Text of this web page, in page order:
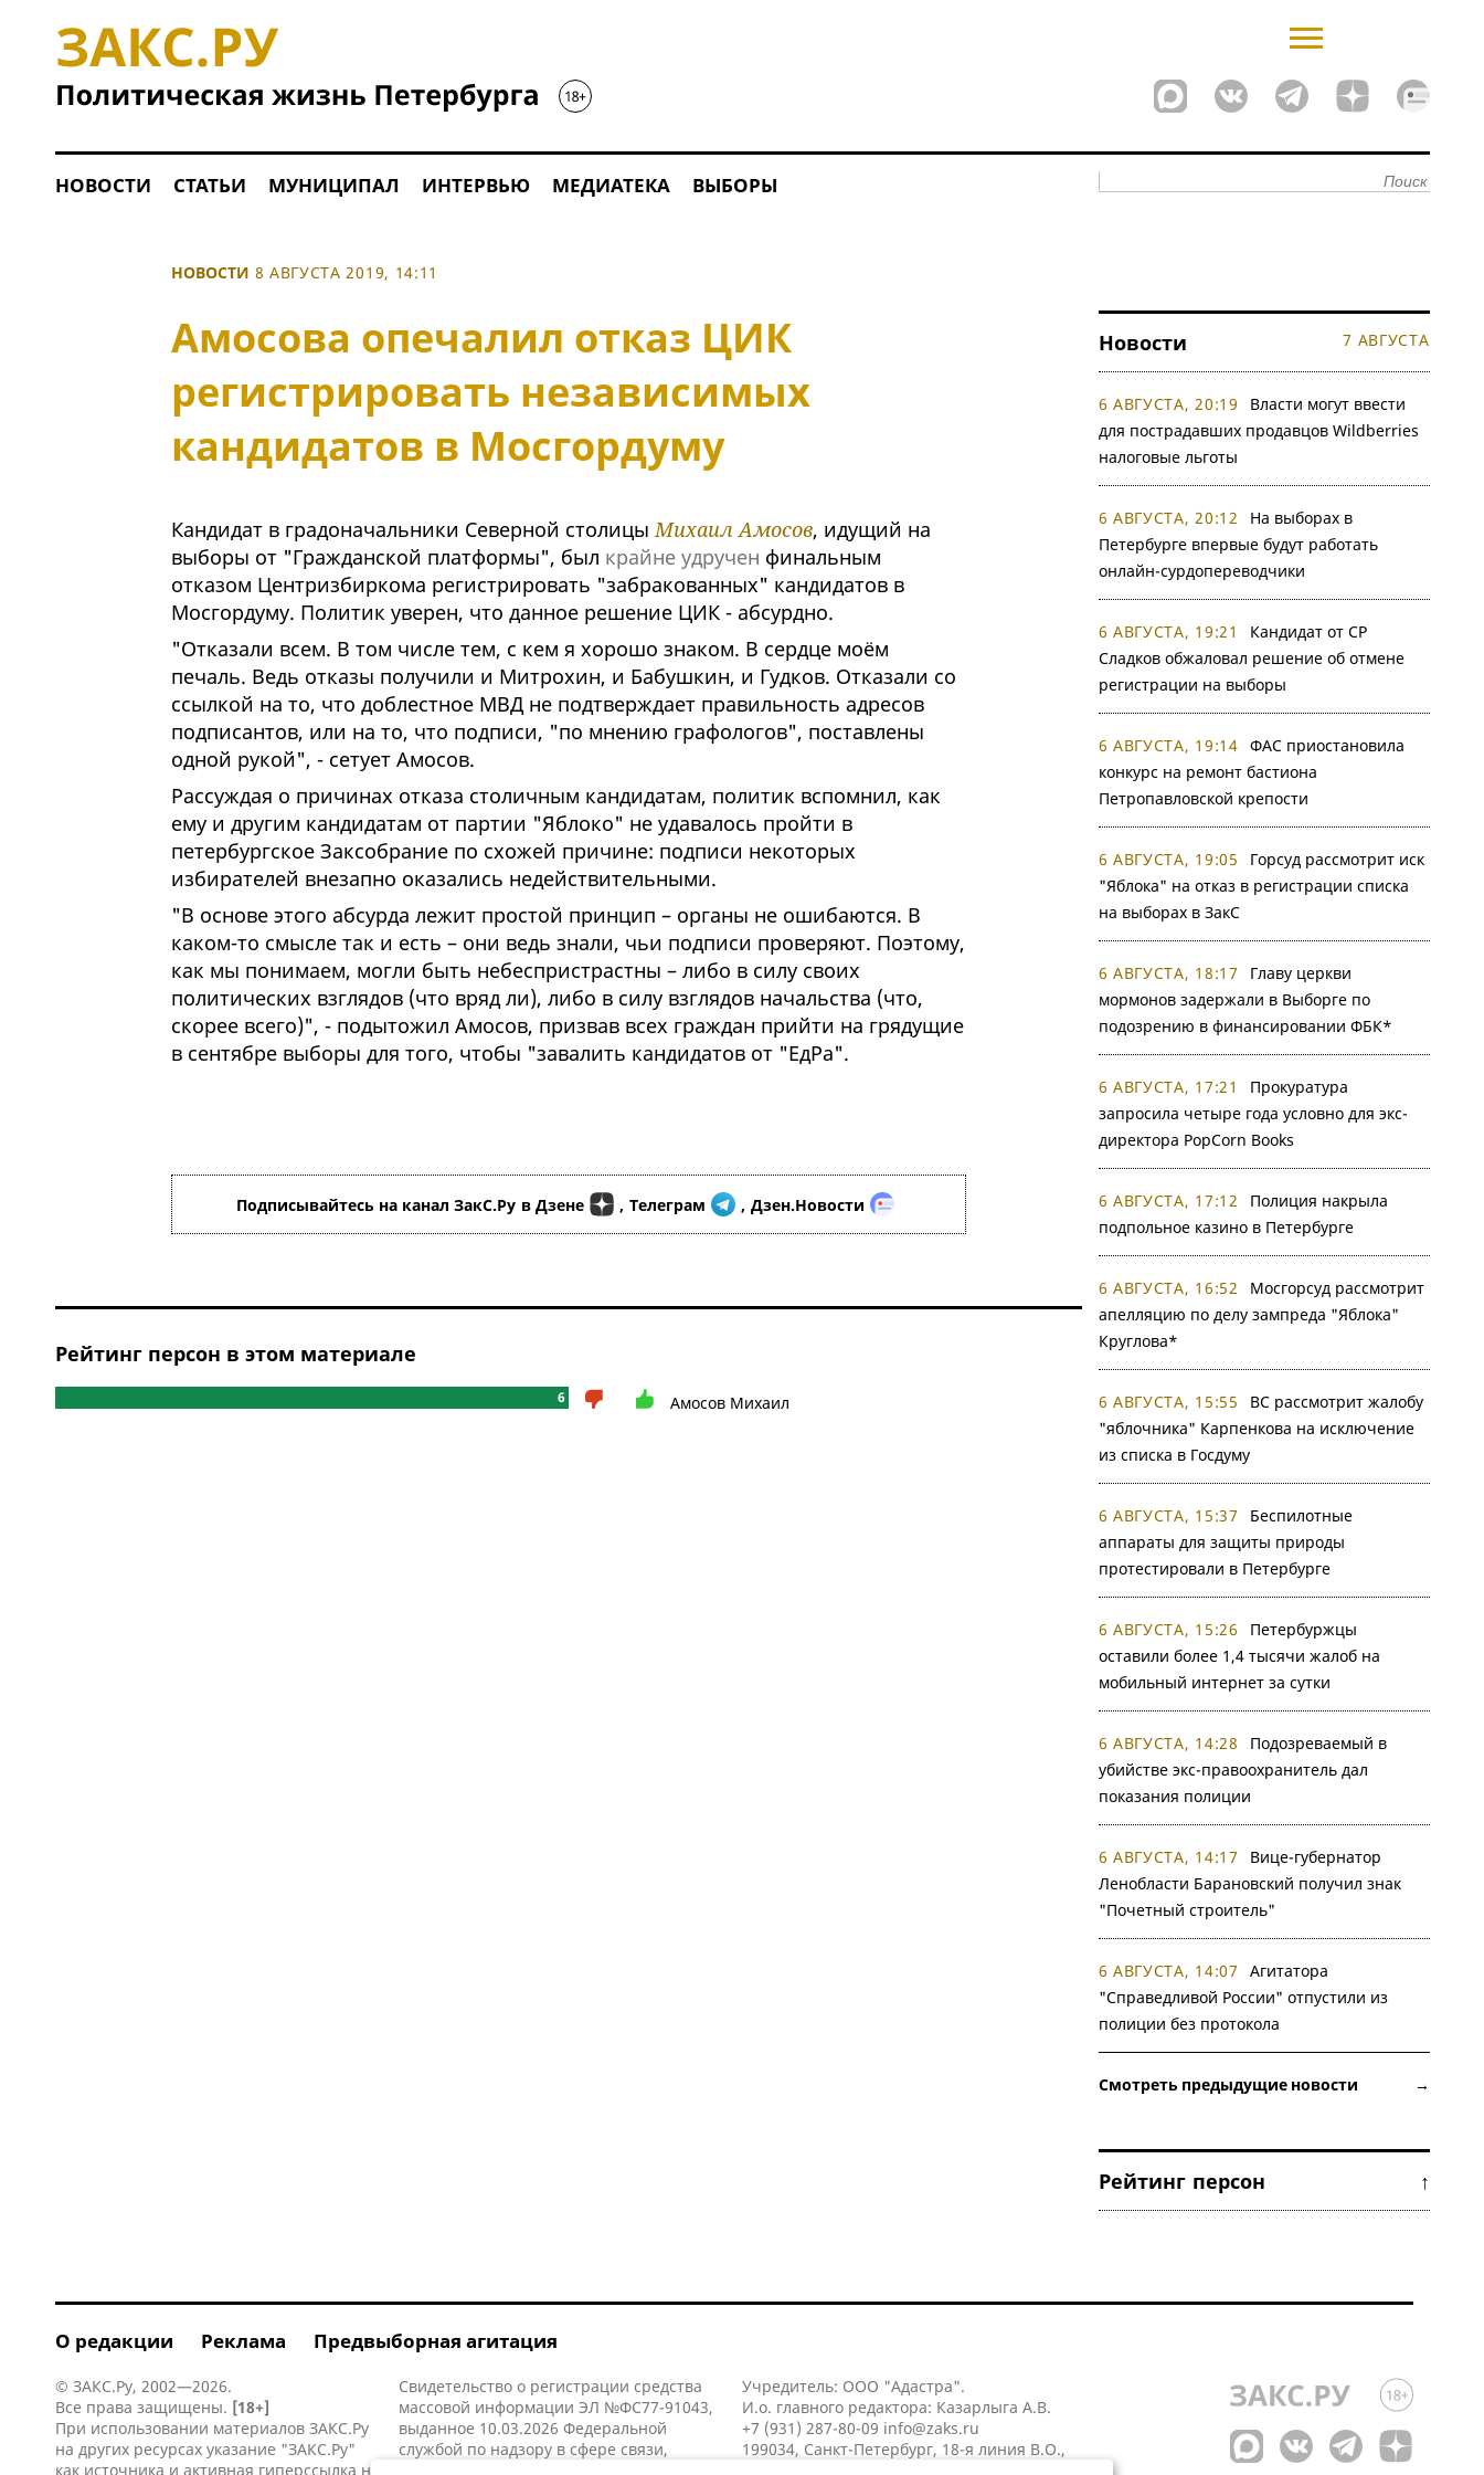
НОВОСТИ СТАТЬИ МУНИЦИПАЛ ИНТЕРВЬЮ МЕДИАТЕКА ВЫБОРЫ
НОВОСТИ 8 АВГУСТА 2019, 14:11
Амосова опечалил отказ ЦИК
регистрировать независимых
кандидатов в Мосгордуму
Кандидат в градоначальники Северной столицыМихаил Амосов, идущий на
выборы от "Гражданской платформы", был крайне удручен финальным
отказом Центризбиркома регистрировать "забракованных" кандидатов в
Мосгордуму. Политик уверен, что данное решение ЦИК - абсурдно.
"Отказали всем. В том числе тем, с кем я хорошо знаком. В сердце моём
печаль. Ведь отказы получили и Митрохин, и Бабушкин, и Гудков. Отказали со
ссылкой на то, что доблестное МВД не подтверждает правильность адресов
подписантов, или на то, что подписи, "по мнению графологов", поставлены
одной рукой", - сетует Амосов.
Рассуждая о причинах отказа столичным кандидатам, политик вспомнил, как
ему и другим кандидатам от партии "Яблоко" не удавалось пройти в
петербургское Заксобрание по схожей причине: подписи некоторых
избирателей внезапно оказались недействительными.
"В основе этого абсурда лежит простой принцип – органы не ошибаются. В
каком-то смысле так и есть – они ведь знали, чьи подписи проверяют. Поэтому,
как мы понимаем, могли быть небеспристрастны – либо в силу своих
политических взглядов (что вряд ли), либо в силу взглядов начальства (что,
скорее всего)", - подытожил Амосов, призвав всех граждан прийти на грядущие
в сентябре выборы для того, чтобы "завалить кандидатов от "ЕдРа".
Подписывайтесь на канал ЗакС.Ру в Дзене , Телеграм , Дзен.Новости
Рейтинг персон в этом материале
6 Амосов Михаил
Новости 7 АВГУСТА
6 АВГУСТА, 20:19
Власти могут ввести
для пострадавших продавцов Wildberries
налоговые льготы
6 АВГУСТА, 20:12
На выборах в
Петербурге впервые будут работать
онлайн-сурдопереводчики
6 АВГУСТА, 19:21
Кандидат от СР
Сладков обжаловал решение об отмене
регистрации на выборы
6 АВГУСТА, 19:14 ФАС приостановила
конкурс на ремонт бастиона
Петропавловской крепости
6 АВГУСТА, 19:05
Горсуд рассмотрит иск
"Яблока" на отказ в регистрации списка
на выборах в ЗакС
6 АВГУСТА, 18:17
Главу церкви
мормонов задержали в Выборге по
подозрению в финансировании ФБК*
6 АВГУСТА, 17:21
Прокуратура
запросила четыре года условно для экс-
директора PopCorn Books
6 АВГУСТА, 17:12
Полиция накрыла
подпольное казино в Петербурге
6 АВГУСТА, 16:52
Мосгорсуд рассмотрит
апелляцию по делу зампреда "Яблока"
Круглова*
6 АВГУСТА, 15:55
ВС рассмотрит жалобу
"яблочника" Карпенкова на исключение
из списка в Госдуму
6 АВГУСТА, 15:37
Беспилотные
аппараты для защиты природы
протестировали в Петербурге
6 АВГУСТА, 15:26
Петербуржцы
оставили более 1,4 тысячи жалоб на
мобильный интернет за сутки
6 АВГУСТА, 14:28
Подозреваемый в
убийстве экс-правоохранитель дал
показания полиции
6 АВГУСТА, 14:17
Вице-губернатор
Ленобласти Барановский получил знак
"Почетный строитель"
6 АВГУСТА, 14:07
Агитатора
"Справедливой России" отпустили из
полиции без протокола
Смотреть предыдущие новости →
Рейтинг персон ↑
О редакции Реклама Предвыборная агитация
© ЗАКС.Ру, 2002—2026.
Все права защищены. [18+]
При использовании материалов ЗАКС.Ру
на других ресурсах указание "ЗАКС.Ру"
как источника и активная гиперссылка на
Свидетельство о регистрации средства
массовой информации ЭЛ №ФС77-91043,
выданное 10.03.2026 Федеральной
службой по надзору в сфере связи,
Учредитель: ООО "Адастра".
И.о. главного редактора: Казарлыга А.В.
+7 (931) 287-80-09 info@zaks.ru
199034, Санкт-Петербург, 18-я линия В.О.,